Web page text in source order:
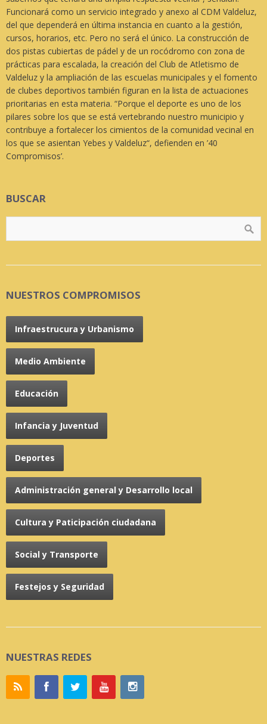
Funcionará como un servicio integrado y anexo al CDM Valdeluz,
del que dependerá en última instancia en cuanto a la gestión,
cursos, horarios, etc. Pero no será el único. La construcción de
dos pistas cubiertas de pádel y de un rocódromo con zona de
prácticas para escalada, la creación del Club de Atletismo de
Valdeluz y la ampliación de las escuelas municipales y el fomento
de clubes deportivos también figuran en la lista de actuaciones
prioritarias en esta materia. “Porque el deporte es uno de los
pilares sobre los que se está vertebrando nuestro municipio y
contribuye a fortalecer los cimientos de la comunidad vecinal en
los que se asientan Yebes y Valdeluz“, defienden en ’40
Compromisos’.
BUSCAR
NUESTROS COMPROMISOS
Infraestrucura y Urbanismo
Medio Ambiente
Educación
Infancia y Juventud
Deportes
Administración general y Desarrollo local
Cultura y Paticipación ciudadana
Social y Transporte
Festejos y Seguridad
NUESTRAS REDES